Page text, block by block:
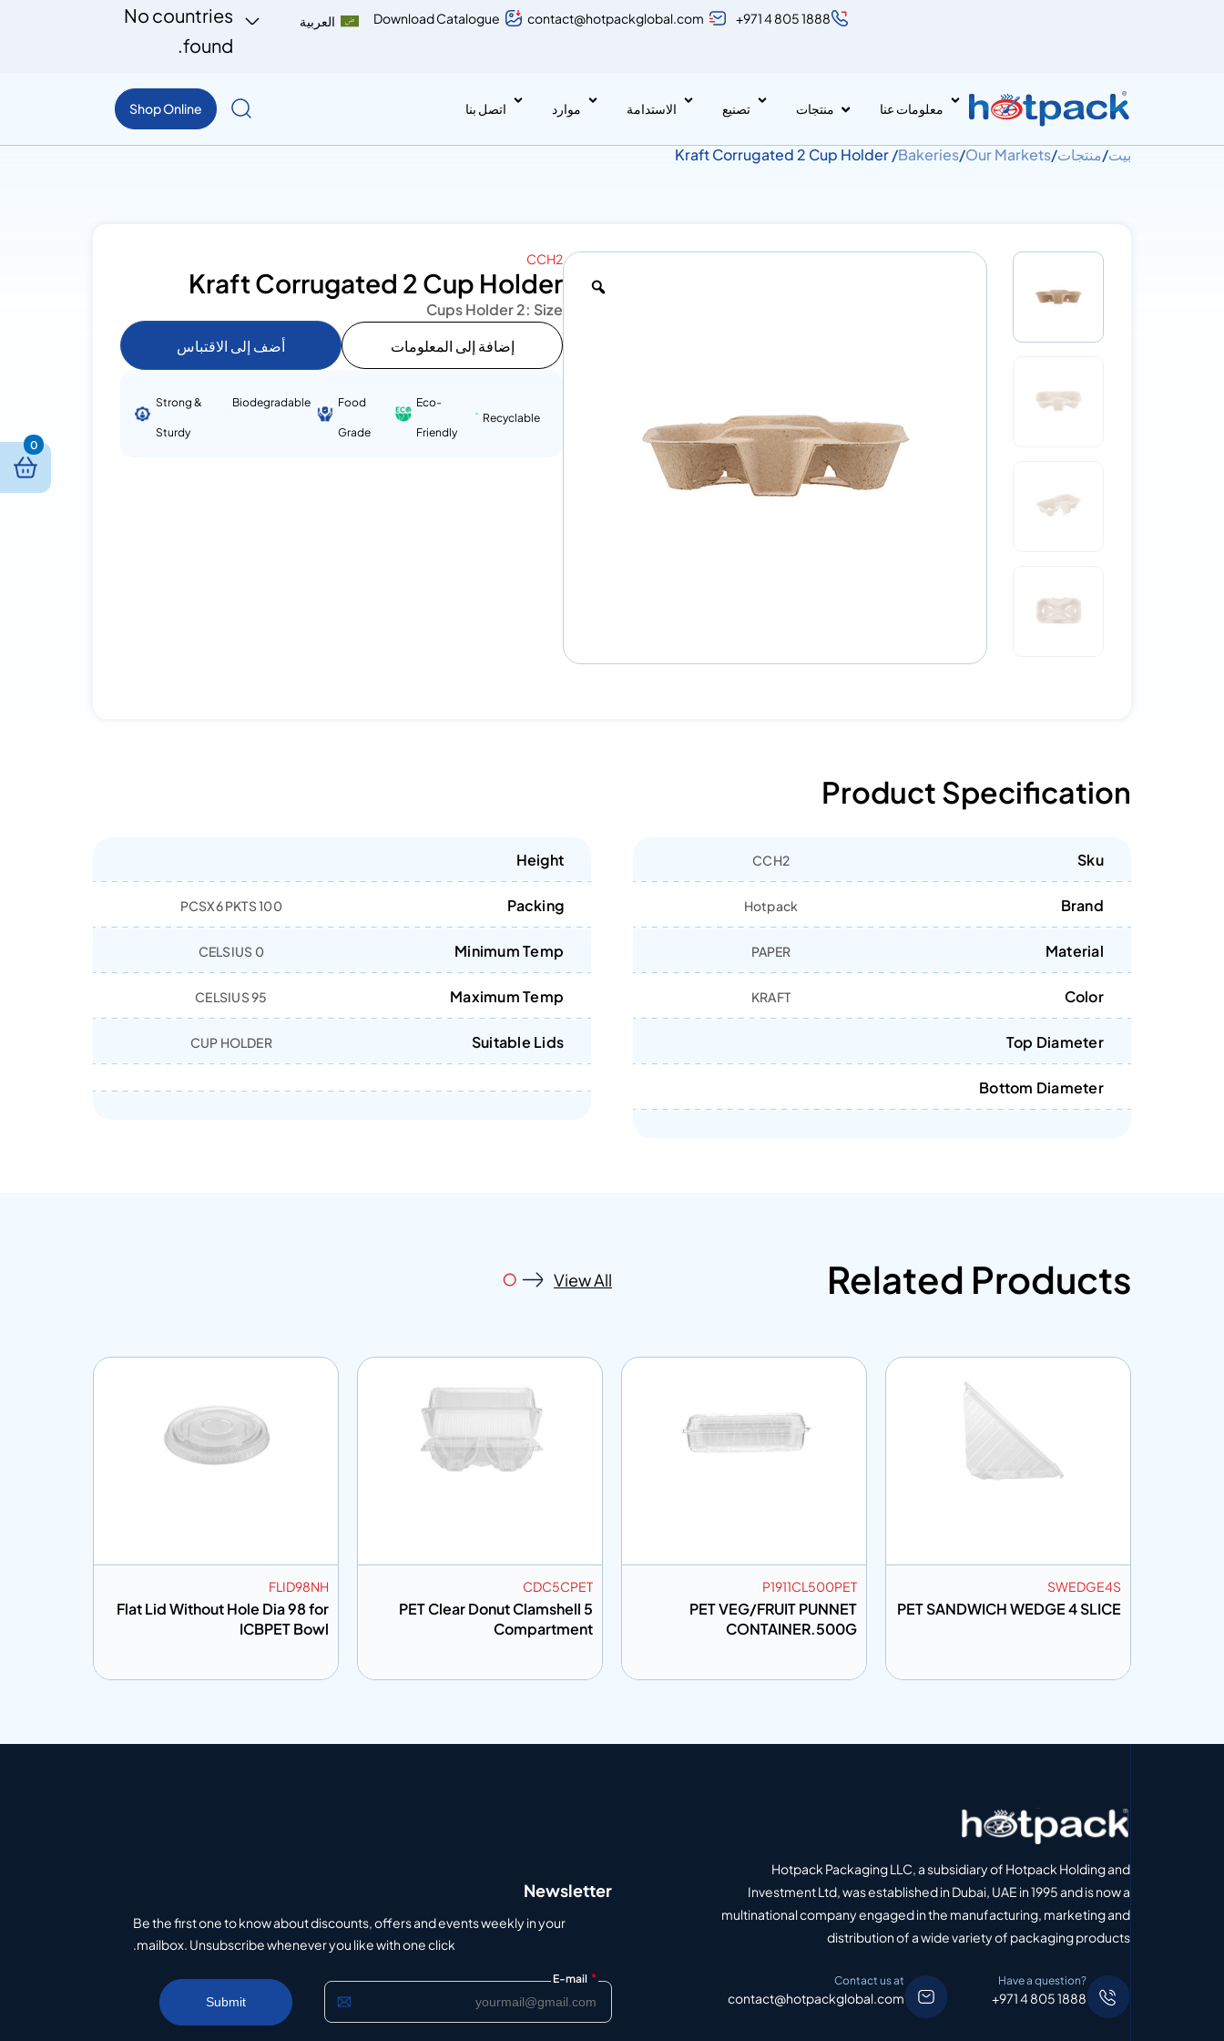
+971 4 805 1888
contact@hotpackglobal.com
Download Catalogue العربية
No countries
found.
معلومات عنا منتجات تصنيع الاستدامة موارد اتصل بنا Shop Online
بيت/منتجات/
Our Markets
/
Bakeries
/ Kraft Corrugated 2 Cup Holder
CCH2
Kraft Corrugated 2 Cup Holder
Size :
2 Cups Holder
إضافة إلى المعلومات
أضف إلى الاقتباس
Recyclable
Eco-
Friendly
Food
Grade
Biodegradable
Strong &
Sturdy
Product Specification
Sku
CCH2
Brand
Hotpack
Material
PAPER
Color
KRAFT
Top Diameter
Bottom Diameter
Height
Packing
100 PCSX6 PKTS
Minimum Temp
0 CELSIUS
Maximum Temp
95 CELSIUS
Suitable Lids
CUP HOLDER
Related Products
View All
SWEDGE4S
PET SANDWICH WEDGE 4 SLICE
P1911CL500PET
PET VEG/FRUIT PUNNET
CONTAINER.500G
CDC5CPET
PET Clear Donut Clamshell 5
Compartment
FLID98NH
Flat Lid Without Hole Dia 98 for
ICBPET Bowl
Hotpack Packaging LLC, a subsidiary of Hotpack Holding and
Investment Ltd, was established in Dubai, UAE in 1995 and is now a
multinational company engaged in the manufacturing, marketing and
distribution of a wide variety of packaging products
Have a question?
+971 4 805 1888
Contact us at
contact@hotpackglobal.com
Newsletter
Be the first one to know about discounts, offers and events weekly in your
mailbox. Unsubscribe whenever you like with one click.
E-mail *
0